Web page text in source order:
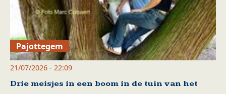
Pajottegem
21/07/2026 - 22:09
Drie meisjes in een boom in de tuin van het